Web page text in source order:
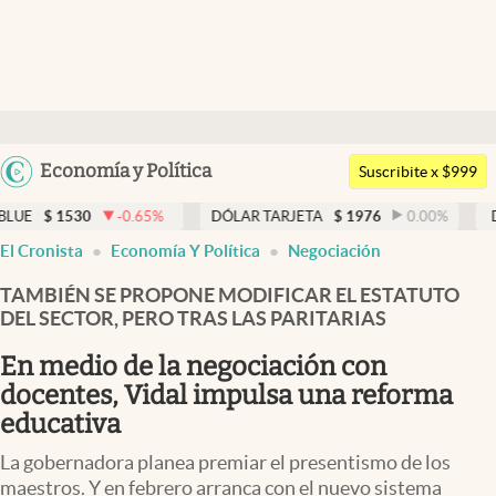
Argentina
Colombia
Economía y Política
Members
Economía y Política
Finanzas y Mercados
Mercados Online
Columnistas
Otras secciones
Apertura
Suscribite x $999
-0.65% DÓLAR TARJETA $ 1976 0.00% DÓLAR MEP
El Cronista Economía Y Política Negociación
TAMBIÉN SE PROPONE MODIFICAR EL ESTATUTO
DEL SECTOR, PERO TRAS LAS PARITARIAS
En medio de la negociación con
docentes, Vidal impulsa una reforma
educativa
La gobernadora planea premiar el presentismo de los
maestros. Y en febrero arranca con el nuevo sistema